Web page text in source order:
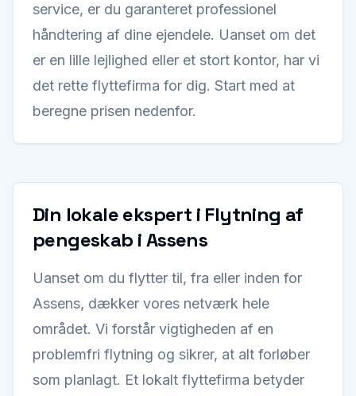
service, er du garanteret professionel
håndtering af dine ejendele. Uanset om det
er en lille lejlighed eller et stort kontor, har vi
det rette flyttefirma for dig. Start med at
beregne prisen nedenfor.
Din lokale ekspert i Flytning af
pengeskab i Assens
Uanset om du flytter til, fra eller inden for
Assens, dækker vores netværk hele
området. Vi forstår vigtigheden af en
problemfri flytning og sikrer, at alt forløber
som planlagt. Et lokalt flyttefirma betyder